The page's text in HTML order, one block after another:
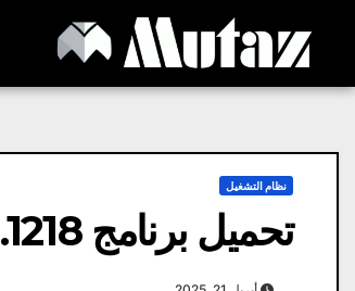
content
نظام التشغيل
تحميل برنامج FlashGet 3.7.0.1218 مجاني من ميديا ​​فاير